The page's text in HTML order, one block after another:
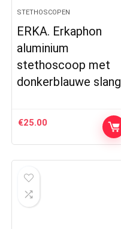
STETHOSCOPEN
ERKA. Erkaphon
aluminium
stethoscoop met
donkerblauwe slang
€25.00